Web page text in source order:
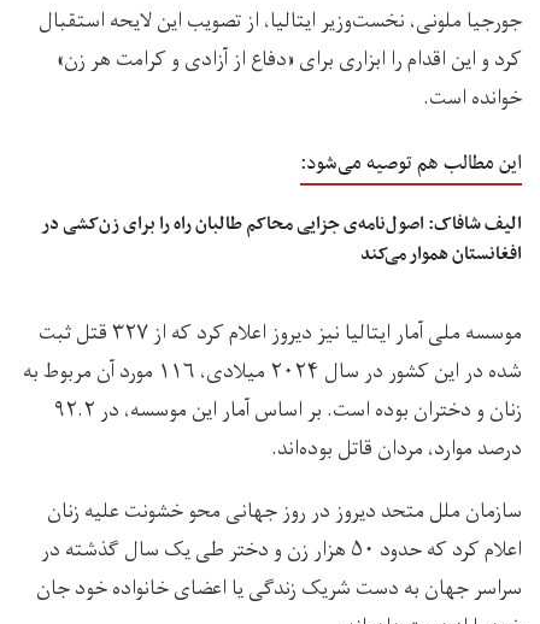
جورجیا ملونی، نخست‌وزیر ایتالیا، از تصویب این لایحه استقبال
کرد و این اقدام را ابزاری برای «دفاع از آزادی و کرامت هر زن»
خوانده است.
این مطالب هم توصیه می‌شود:
الیف شافاک: اصول‌نامه‌ی جزایی محاکم طالبان راه را برای زن‌کشی در
افغانستان هموار می‌کند
موسسه ملی آمار ایتالیا نیز دیروز اعلام کرد که از ۳۲۷ قتل ثبت
شده در این کشور در سال ۲۰۲۴ میلادی، ۱۱۶ مورد آن مربوط به
زنان و دختران بوده است. بر اساس آمار این موسسه، در ۹۲.۲
درصد موارد، مردان قاتل بوده‌اند.
سازمان ملل متحد دیروز در روز جهانی محو خشونت علیه زنان
اعلام کرد که حدود ۵۰ هزار زن و دختر طی یک سال گذشته در
سراسر جهان به دست شریک زندگی یا اعضای خانواده خود جان